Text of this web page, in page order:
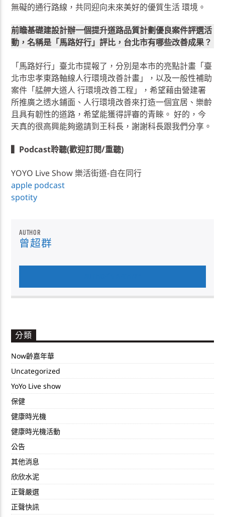
無礙的通行路線，共同迎向未來美好的優質生活 環境。
前瞻基礎建設計辦一個提升道路品質計劃優良案件評選活
動，名稱是「馬路好行」評比，台北市有哪些改善成果？
「馬路好行」臺北市提報了，分別是本市的亮點計畫「臺
北市忠孝東路軸線人行環境改善計畫」，以及⼀般性補助
案件「艋舺大道人 行環境改善工程」，希望藉由營建署
所推廣之透水鋪面、人行環境改善來打造一個宜居、樂齡
且具有韌性的道路，希望能獲得評審的青睞。 好的，今
天真的很高興能夠邀請到王科長，謝謝科長跟我們分享。
▍Podcast聆聽(歡迎訂閱/重聽)
YOYO Live Show 樂活街道-自在同行
apple podcast
spotity
AUTHOR
曾超群
分類
Now齡嘉年華
Uncategorized
YoYo Live show
保健
健康時光機
健康時光機活動
公告
其他消息
欣欣水泥
正聲嚴選
正聲快訊